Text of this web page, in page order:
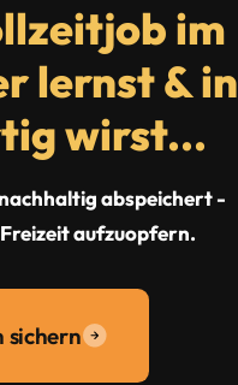
im
lernst & in
wirst...
abspeichert -
aufzuopfern.
sichern